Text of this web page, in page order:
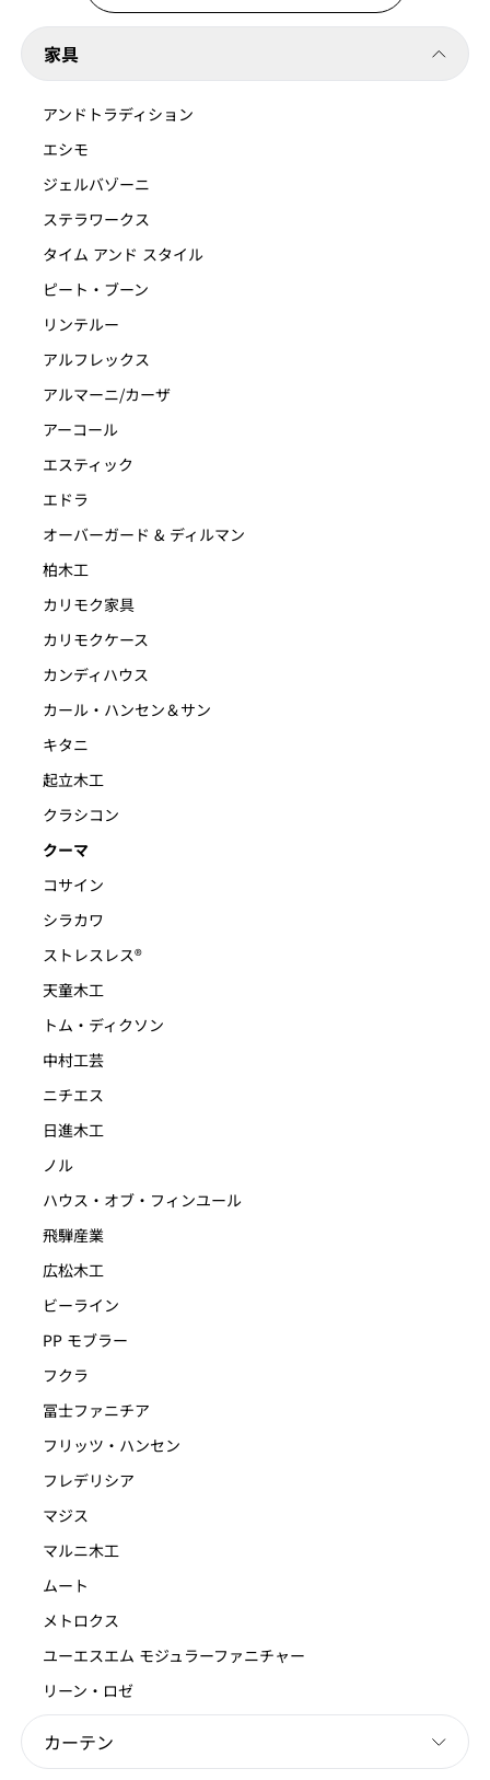
家具
アンドトラディション
エシモ
ジェルバゾーニ
ステラワークス
タイム アンド スタイル
ピート・ブーン
リンテルー
アルフレックス
アルマーニ/カーザ
アーコール
エスティック
エドラ
オーバーガード & ディルマン
柏木工
カリモク家具
カリモクケース
カンディハウス
カール・ハンセン＆サン
キタニ
起立木工
クラシコン
クーマ
コサイン
シラカワ
ストレスレス®
天童木工
トム・ディクソン
中村工芸
ニチエス
日進木工
ノル
ハウス・オブ・フィンユール
飛騨産業
広松木工
ビーライン
PP モブラー
フクラ
冨士ファニチア
フリッツ・ハンセン
フレデリシア
マジス
マルニ木工
ムート
メトロクス
ユーエスエム モジュラーファニチャー
リーン・ロゼ
カーテン